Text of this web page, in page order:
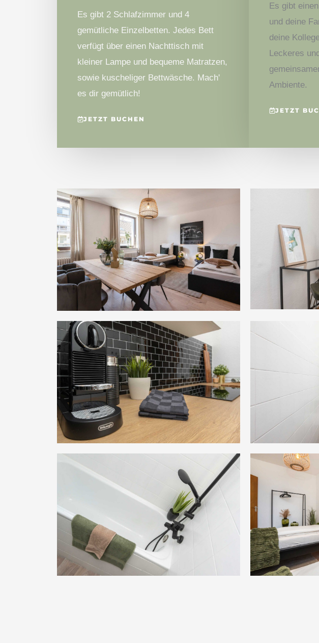
Es gibt 2 Schlafzimmer und 4
gemütliche Einzelbetten. Jedes Bett
verfügt über einen Nachttisch mit
kleiner Lampe und bequeme Matratzen,
sowie kuscheliger Bettwäsche. Mach'
es dir gemütlich!
JETZT BUCHEN
Es gibt
und deine
deine
Leckeres
Ambiente.
JETZT